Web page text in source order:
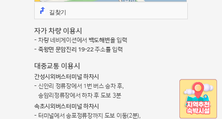
길찾기
자가 차량 이용시
차량 네비게이션에서 백도해변을 입력
죽왕면 문암진리 19-22주소를 입력
대중교통 이용시
간성시외버스터미널 하차시
신안리 정류장에서 1번 버스 승차 후,
송암리정류장에서 하차 후 도보 3분
속초시외버스터미널 하차시
터미널에서 송포정류장까지 도보 이동(2분),